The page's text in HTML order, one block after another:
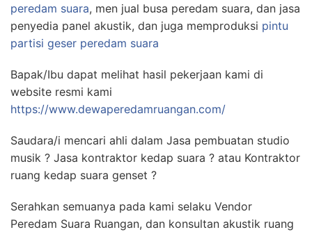
peredam suara, men jual busa peredam suara, dan jasa
penyedia panel akustik, dan juga memproduksi pintu
partisi geser peredam suara
Bapak/Ibu dapat melihat hasil pekerjaan kami di
website resmi kami
https://www.dewaperedamruangan.com/
Saudara/i mencari ahli dalam Jasa pembuatan studio
musik ? Jasa kontraktor kedap suara ? atau Kontraktor
ruang kedap suara genset ?
Serahkan semuanya pada kami selaku Vendor
Peredam Suara Ruangan, dan konsultan akustik ruang